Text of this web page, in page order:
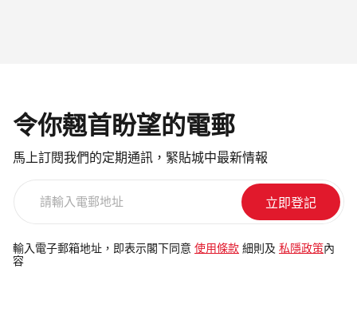
令你翹首盼望的電郵
馬上訂閱我們的定期通訊，緊貼城中最新情報
電
郵
輸入電子郵箱地址，即表示閣下同意 使用條款 細則及 私隱政策 內
容